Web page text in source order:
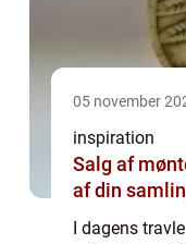
05 november
inspiration
Salg af
af din
I dagens